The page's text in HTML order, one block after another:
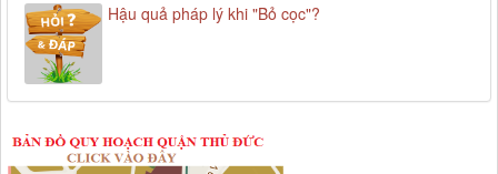
Hậu quả pháp lý khi "Bỏ cọc"?